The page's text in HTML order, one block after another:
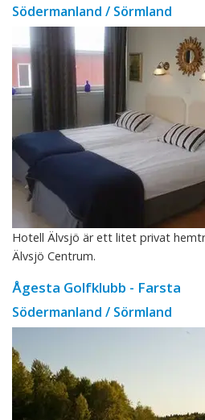
Södermanland / Sörmland
Hotell Älvsjö är ett litet privat
Älvsjö Centrum.
Ågesta Golfklubb - Farsta
Södermanland / Sörmland